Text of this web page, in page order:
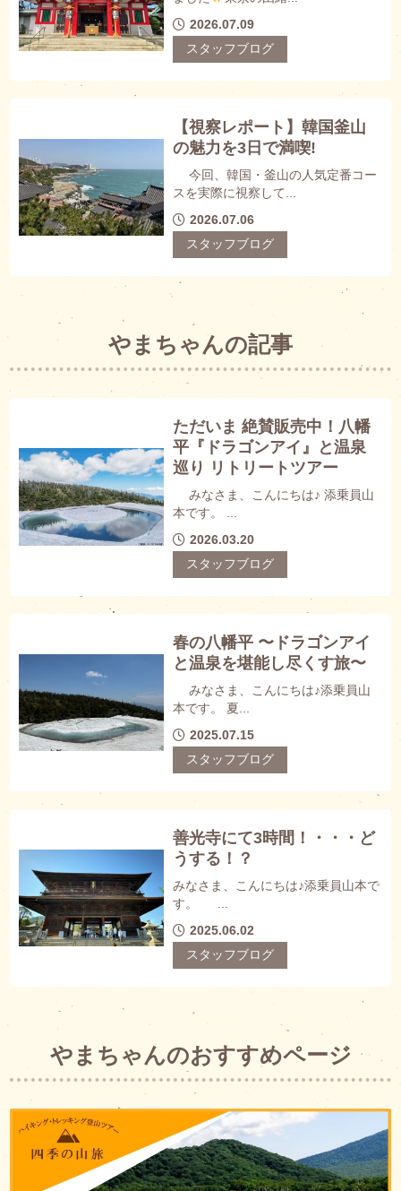
2026.07.09
スタッフブログ
【視察レポート】韓国釜山
の魅力を3日で満喫!
今回、韓国・釜山の人気定番コー
スを実際に視察して...
2026.07.06
スタッフブログ
やまちゃんの記事
ただいま 絶賛販売中！八幡
平『ドラゴンアイ』と温泉
巡り リトリートツアー
みなさま、こんにちは♪ 添乗員山
本です。 ...
2026.03.20
スタッフブログ
春の八幡平 〜ドラゴンアイ
と温泉を堪能し尽くす旅〜
みなさま、こんにちは♪添乗員山
本です。 夏...
2025.07.15
スタッフブログ
善光寺にて3時間！・・・ど
うする！？
みなさま、こんにちは♪添乗員山本で
す。 ...
2025.06.02
スタッフブログ
やまちゃんのおすすめページ